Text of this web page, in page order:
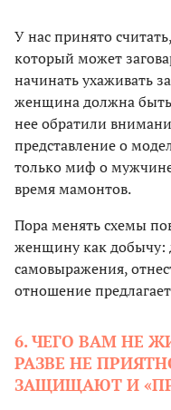
У нас принято
который может
начинать ухаживать
женщина должна быть
нее обратили
представление о
только миф о
время мамонтов.
Пора менять схемы
женщину как добычу:
самовыражения,
отношение
6. ЧЕГО ВАМ НЕ
РАЗВЕ НЕ
ЗАЩИЩАЮТ И